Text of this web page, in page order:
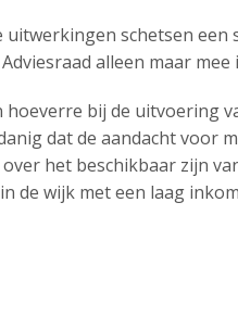
schetsen een
alleen maar mee
bij de uitvoering
dat de aandacht voor
het beschikbaar zijn
de wijk met een laag